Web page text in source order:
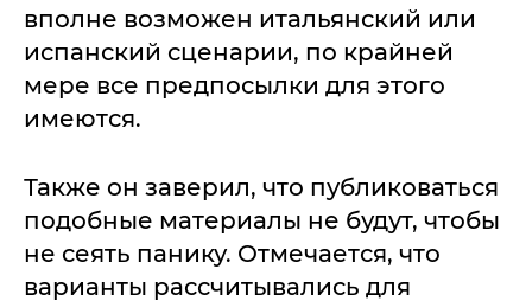
вполне возможен итальянский или
испанский сценарии, по крайней
мере все предпосылки для этого
имеются.
Также он заверил, что публиковаться
подобные материалы не будут, чтобы
не сеять панику. Отмечается, что
варианты рассчитывались для